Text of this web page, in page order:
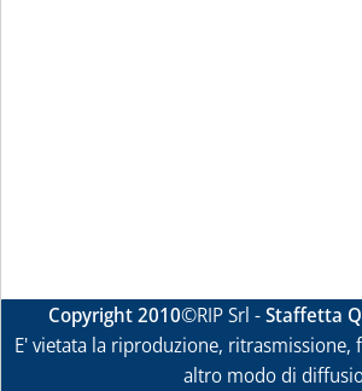
Copyright 2010©RIP Srl -Staffetta
E' vietata la riproduzione,
altro modo di